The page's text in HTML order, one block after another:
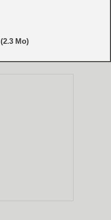
Mo)